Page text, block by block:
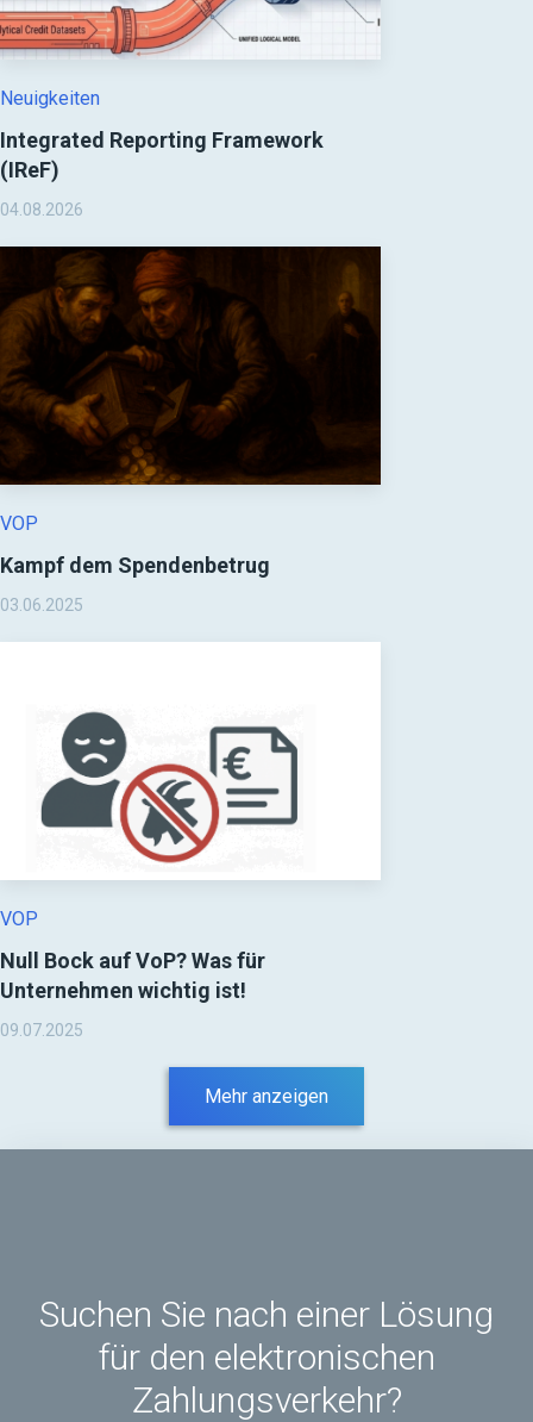
Neuigkeiten
Integrated Reporting Framework
(IReF)
04.08.2026
VOP
Kampf dem Spendenbetrug
03.06.2025
VOP
Null Bock auf VoP? Was für
Unternehmen wichtig ist!
09.07.2025
Mehr anzeigen
Suchen Sie nach einer Lösung
für den elektronischen
Zahlungsverkehr?